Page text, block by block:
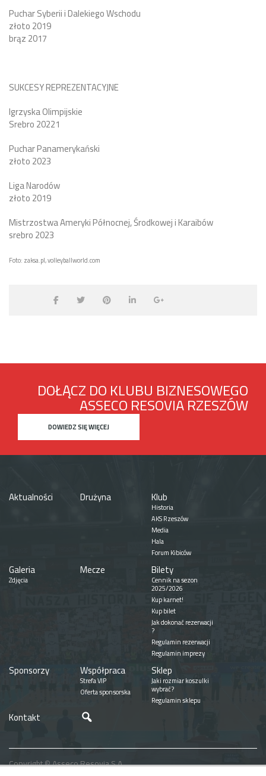
Puchar Syberii i Dalekiego Wschodu
złoto 2019
brąz 2017
SUKCESY REPREZENTACYJNE
Igrzyska Olimpijskie
Srebro 20221
Puchar Panamerykański
złoto 2023
Liga Narodów
złoto 2019
Mistrzostwa Ameryki Północnej, Środkowej i Karaibów
srebro 2023
Foto: zaksa.pl, volleyballworld.com
DOŁĄCZ DO KLUBU BIZNESOWEGO
ASSECO RESOVIA RZESZÓW
DOWIEDZ SIĘ WIĘCEJ
Aktualności Drużyna Klub
Historia
AKS Rzeszów
Media
Hala
Forum Kibiców
Galeria
Zdjęcia
Mecze Bilety
Cennik na sezon
2025/2026
Kup karnet!
Kup bilet
Jak dokonać rezerwacji
?
Regulamin rezerwacji
Regulamin imprezy
Sponsorzy Współpraca
Strefa VIP
Oferta sponsorska
Sklep
Jaki rozmiar koszulki
wybrać?
Regulamin sklepu
Kontakt
Copyright © Asseco Resovia S.A.